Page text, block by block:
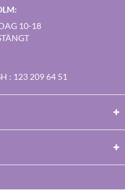
10-18
: 123 209 64 51